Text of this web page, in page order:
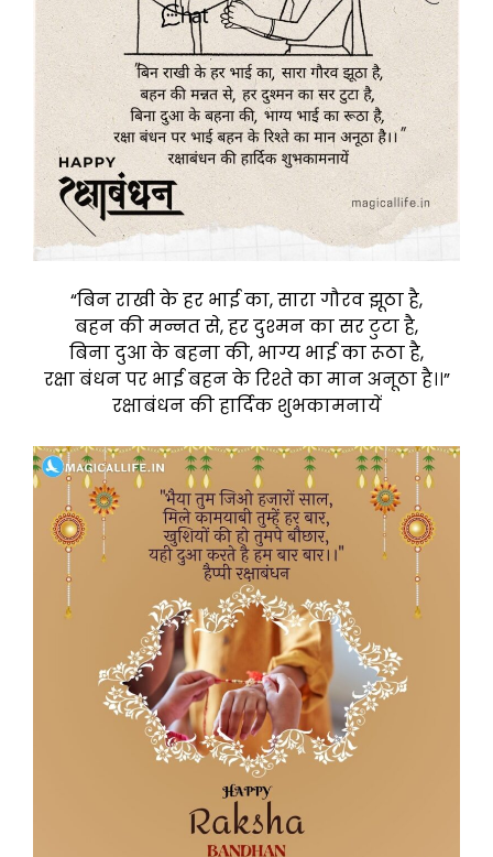
“बिन राखी के हर भाई का, सारा गौरव झूठा है,
बहन की मन्नत से, हर दुश्मन का सर टुटा है,
बिना दुआ के बहना की, भाग्य भाई का रूठा है,
रक्षा बंधन पर भाई बहन के रिश्ते का मान अनूठा है।।”
रक्षाबंधन की हार्दिक शुभकामनायें